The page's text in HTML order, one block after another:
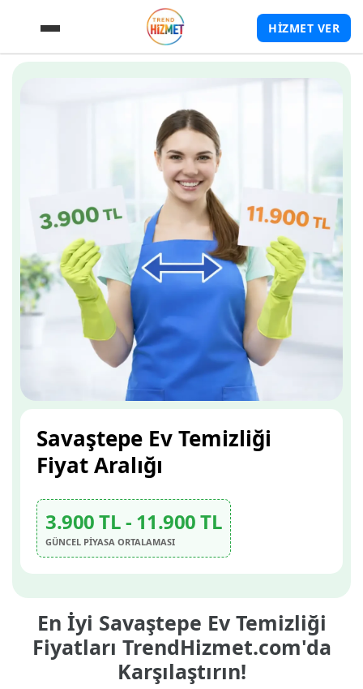
HİZMET VER
En İyi Savaştepe Ev Temizliği
Fiyatları TrendHizmet.com'da
Karşılaştırın!
Savaştepe Ev Temizliği
Fiyat Aralığı
3.900 TL - 11.900 TL
GÜNCEL PİYASA ORTALAMASI